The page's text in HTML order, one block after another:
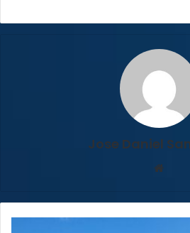
Jose Daniel